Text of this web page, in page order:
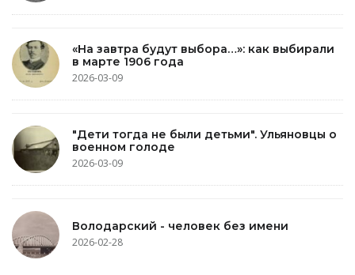
«На завтра будут выбора…»: как выбирали
в марте 1906 года
2026-03-09
"Дети тогда не были детьми". Ульяновцы о
военном голоде
2026-03-09
Володарский - человек без имени
2026-02-28